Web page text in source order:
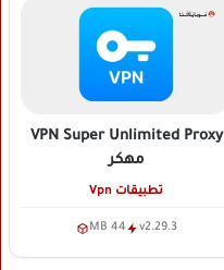
VPN Super Unlimited Proxy
مهكر
تطبيقات Vpn
v2.29.3
44 MB